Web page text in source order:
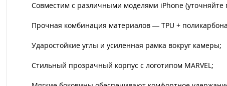
Совместим с различными моделями iPhone (уточняйте
Прочная комбинация материалов — TPU +
Ударостойкие углы и усиленная рамка вокруг камеры;
Стильный прозрачный корпус с логотипом MARVEL;